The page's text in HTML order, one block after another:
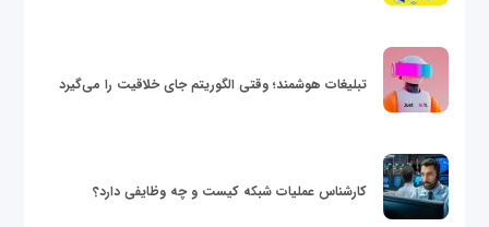
تبلیغات هوشمند؛ وقتی الگوریتم جای خلاقیت را می‌گیرد
کارشناس عملیات شبکه کیست و چه وظایفی دارد؟